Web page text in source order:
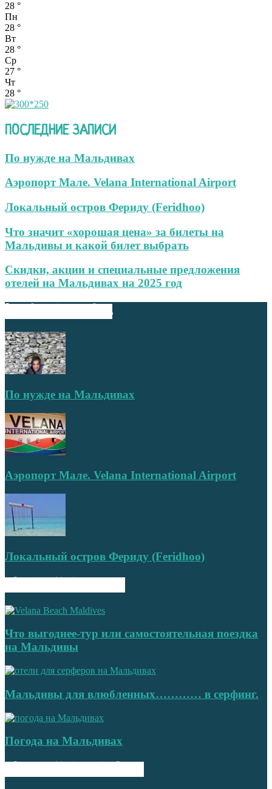
28 °
Пн
28 °
Вт
28 °
Ср
27 °
Чт
28 °
ПОСЛЕДНИЕ ЗАПИСИ
По нужде на Мальдивах
Аэропорт Мале. Velana International Airport
Локальный остров Фериду (Feridhoo)
Что значит «хорошая цена» за билеты на
Мальдивы и какой билет выбрать
Скидки, акции и специальные предложения
отелей на Мальдивах на 2025 год
По нужде на Мальдивах
Аэропорт Мале. Velana International Airport
Локальный остров Фериду (Feridhoo)
Что выгоднее-тур или самостоятельная поездка
на Мальдивы
Мальдивы для влюбленных………… в серфинг.
Погода на Мальдивах